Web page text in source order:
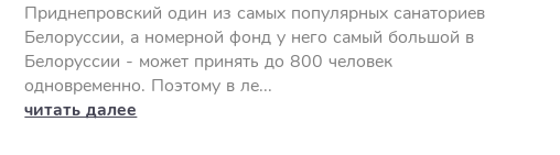
Приднепровский один из самых популярных санаториев
Белоруссии, а номерной фонд у него самый большой в
Белоруссии - может принять до 800 человек
одновременно. Поэтому в ле...
читать далее